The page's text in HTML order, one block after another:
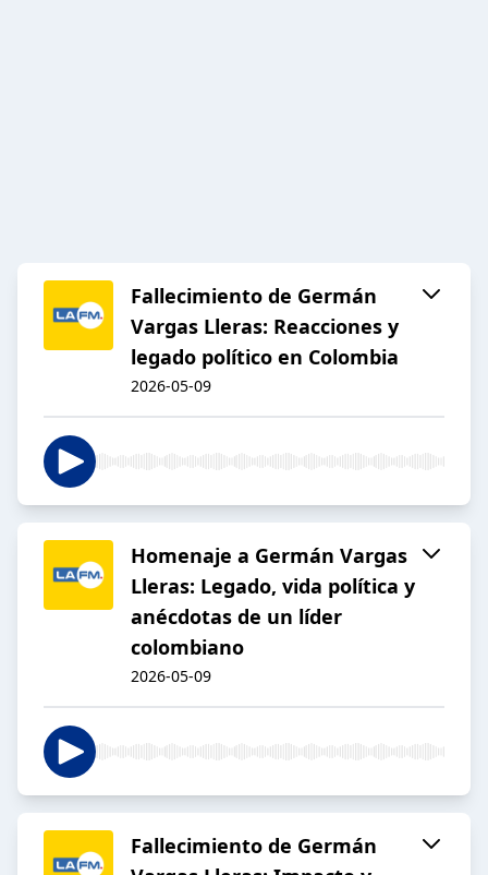
Fallecimiento de Germán
Vargas Lleras: Reacciones y
legado político en Colombia
2026-05-09
Homenaje a Germán Vargas
Lleras: Legado, vida política y
anécdotas de un líder
colombiano
2026-05-09
Fallecimiento de Germán